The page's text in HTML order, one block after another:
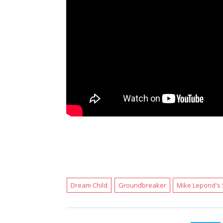
Dream Child Groundbreaker Mike Lepond's